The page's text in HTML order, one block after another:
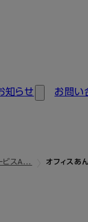
知らせ お問い
ビスA… オフィスあ